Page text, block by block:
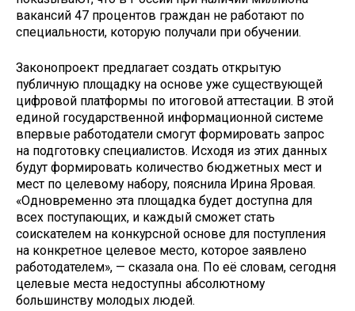
вакансий 47 процентов граждан не работают по
специальности, которую получали при обучении.
Законопроект предлагает создать открытую
публичную площадку на основе уже существующей
цифровой платформы по итоговой аттестации. В этой
единой государственной информационной системе
впервые работодатели смогут формировать запрос
на подготовку специалистов. Исходя из этих данных
будут формировать количество бюджетных мест и
мест по целевому набору, пояснила Ирина Яровая.
«Одновременно эта площадка будет доступна для
всех поступающих, и каждый сможет стать
соискателем на конкурсной основе для поступления
на конкретное целевое место, которое заявлено
работодателем», — сказала она. По её словам, сегодня
целевые места недоступны абсолютному
большинству молодых людей.